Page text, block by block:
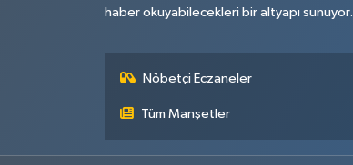
haber okuyabilecekleri bir altyapı sunuyor.
Nöbetçi Eczaneler
Tüm Manşetler